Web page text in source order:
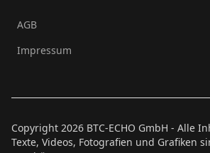
AGB
Impressum
Copyright 2026 BTC-ECHO GmbH - Alle
Texte, Videos, Fotografien und Grafiken